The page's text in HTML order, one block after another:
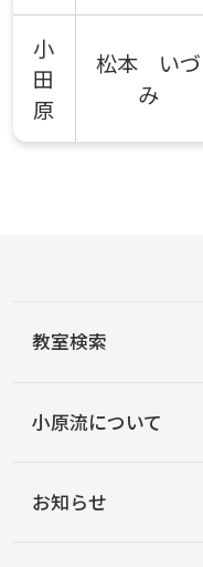
小
田
原
松本 いづ
み
教室検索
小原流について
お知らせ